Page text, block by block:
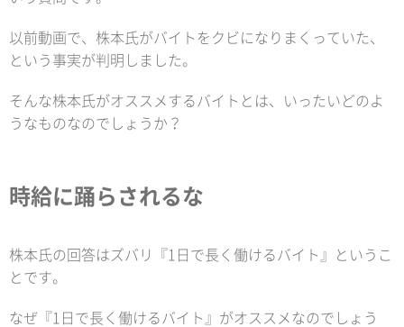
以前動画で、株本氏がバイトをクビになりまくっていた、
という事実が判明しました。
そんな株本氏がオススメするバイトとは、いったいどのよ
うなものなのでしょうか？
時給に踊らされるな
株本氏の回答はズバリ『1日で長く働けるバイト』というこ
とです。
なぜ『1日で長く働けるバイト』がオススメなのでしょう